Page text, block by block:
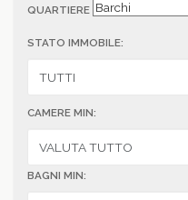
QUARTIERE
STATO IMMOBILE:
CAMERE MIN:
BAGNI MIN: